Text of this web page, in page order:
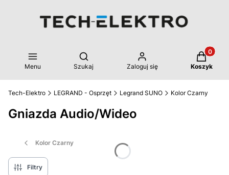
Menu
Otwórz wyszukiwarkę
Szukaj Zaloguj się Koszyk
Tech-Elektro LEGRAND - Osprzęt Legrand SUNO Kolor Czarny
Gniazda Audio/Wideo
Kolor Czarny
Filtry